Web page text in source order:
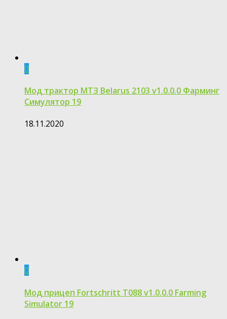
0
Мод трактор МТЗ Belarus 2103 v1.0.0.0 Фарминг
Симулятор 19
18.11.2020
0
Мод прицеп Fortschritt T088 v1.0.0.0 Farming
Simulator 19